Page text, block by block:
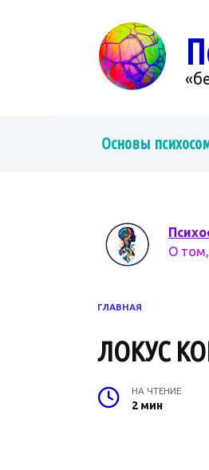
Основы
О том,
ГЛАВНАЯ
ЛОКУС
НА ЧТЕНИЕ
2 мин